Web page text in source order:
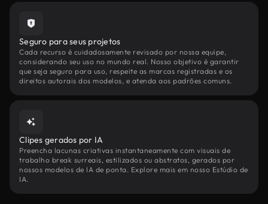
Seguro para seus projetos
Cada recurso é cuidadosamente revisado por nossa equipe,
considerando seu uso no mundo real. Nosso objetivo é garantir
que seja seguro para uso, respeite as marcas registradas e os
direitos autorais dos modelos, e atenda aos padrões comuns.
Clipes gerados por IA
Preencha lacunas criativas instantaneamente com visuais de
trabalho break surreais, estilizados ou abstratos, gerados por
nossos modelos de IA de ponta. Explore mais em nosso Estúdio de
IA.